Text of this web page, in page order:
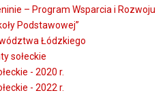
– Program Wsparcia i Rozwoju
Podstawowej”
Łódzkiego
sołeckie
- 2020 r.
- 2022 r.